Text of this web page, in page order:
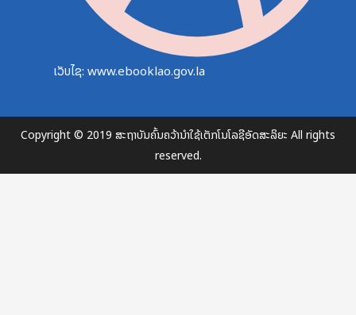
ເວັບໄຊ: www.ebooklao.gov.la
Copyright © 2019 ສະຖາບັນຄົ້ນຄວ້ານຳໃຊ້ເຕັກໂນໂລຊີອັດສະລິຍະ All rights
reserved.